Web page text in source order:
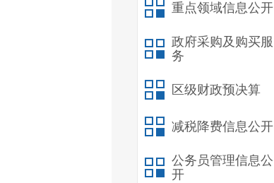
重点领域信息公开
政府采购及购买服
务
区级财政预决算
减税降费信息公开
公务员管理信息公
开